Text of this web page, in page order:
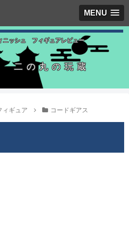
MENU
ニッシュ フィギュアレビュー
二の丸の玩蔵
ィギュア コードギアス